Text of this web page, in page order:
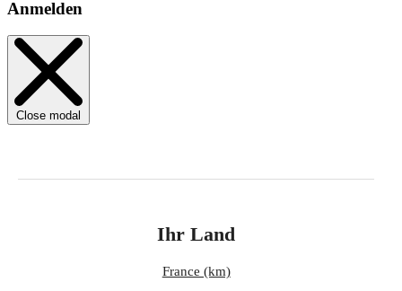
Anmelden
Close modal
Ihr Land
France (km)